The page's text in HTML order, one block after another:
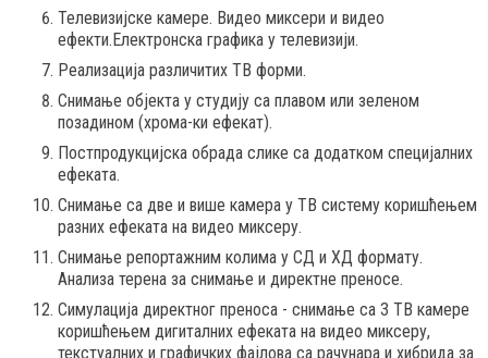
Телевизијске камере. Видео миксери и видео
ефекти.Електронска графика у телевизији.
Реализација различитих ТВ форми.
Снимање објекта у студију са плавом или зеленом
позадином (хрома-ки ефекат).
Постпродукцијска обрада слике са додатком специјалних
ефеката.
Снимање са две и више камера у ТВ систему коришћењем
разних ефеката на видео миксеру.
Снимање репортажним колима у СД и ХД формату.
Анализа терена за снимање и директне преносе.
Симулација директног преноса - снимање са 3 ТВ камере
коришћењем дигиталних ефеката на видео миксеру,
текстуалних и графичких фајлова са рачунара и хибрида за